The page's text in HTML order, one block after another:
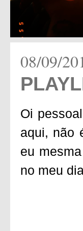
08/09/
Oi
aqui, não
eu
no meu